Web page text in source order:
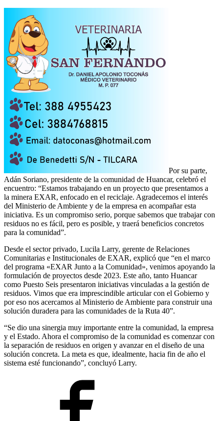
Por su parte,
Adán Soriano, presidente de la comunidad de Huancar, celebró el
encuentro: “Estamos trabajando en un proyecto que presentamos a
la minera EXAR, enfocado en el reciclaje. Agradecemos el interés
del Ministerio de Ambiente y de la empresa en acompañar esta
iniciativa. Es un compromiso serio, porque sabemos que trabajar con
residuos no es fácil, pero es posible, y traerá beneficios concretos
para la comunidad”.
Desde el sector privado, Lucila Larry, gerente de Relaciones
Comunitarias e Institucionales de EXAR, explicó que “en el marco
del programa «EXAR Junto a la Comunidad», venimos apoyando la
formulación de proyectos desde 2023. Este año, tanto Huancar
como Puesto Seis presentaron iniciativas vinculadas a la gestión de
residuos. Vimos que era imprescindible articular con el Gobierno y
por eso nos acercamos al Ministerio de Ambiente para construir una
solución duradera para las comunidades de la Ruta 40”.
“Se dio una sinergia muy importante entre la comunidad, la empresa
y el Estado. Ahora el compromiso de la comunidad es comenzar con
la separación de residuos en origen y avanzar en el diseño de una
solución concreta. La meta es que, idealmente, hacia fin de año el
sistema esté funcionando”, concluyó Larry.